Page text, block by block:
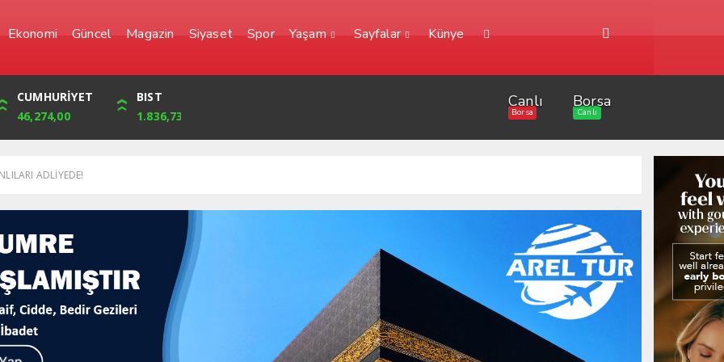
Ekonomi Güncel Magazin Siyaset Spor Yaşam Sayfalar Künye
YEN
0,0000
FRANK
56,6623
CUMHURİYET
46,274,00
BIST
1.836,73
Canlı
Borsa
Borsa
Canlı
ADLİYEDE!